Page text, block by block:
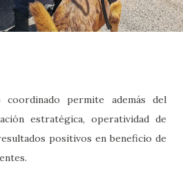
permite además del
estratégica, operatividad de
positivos en beneficio de